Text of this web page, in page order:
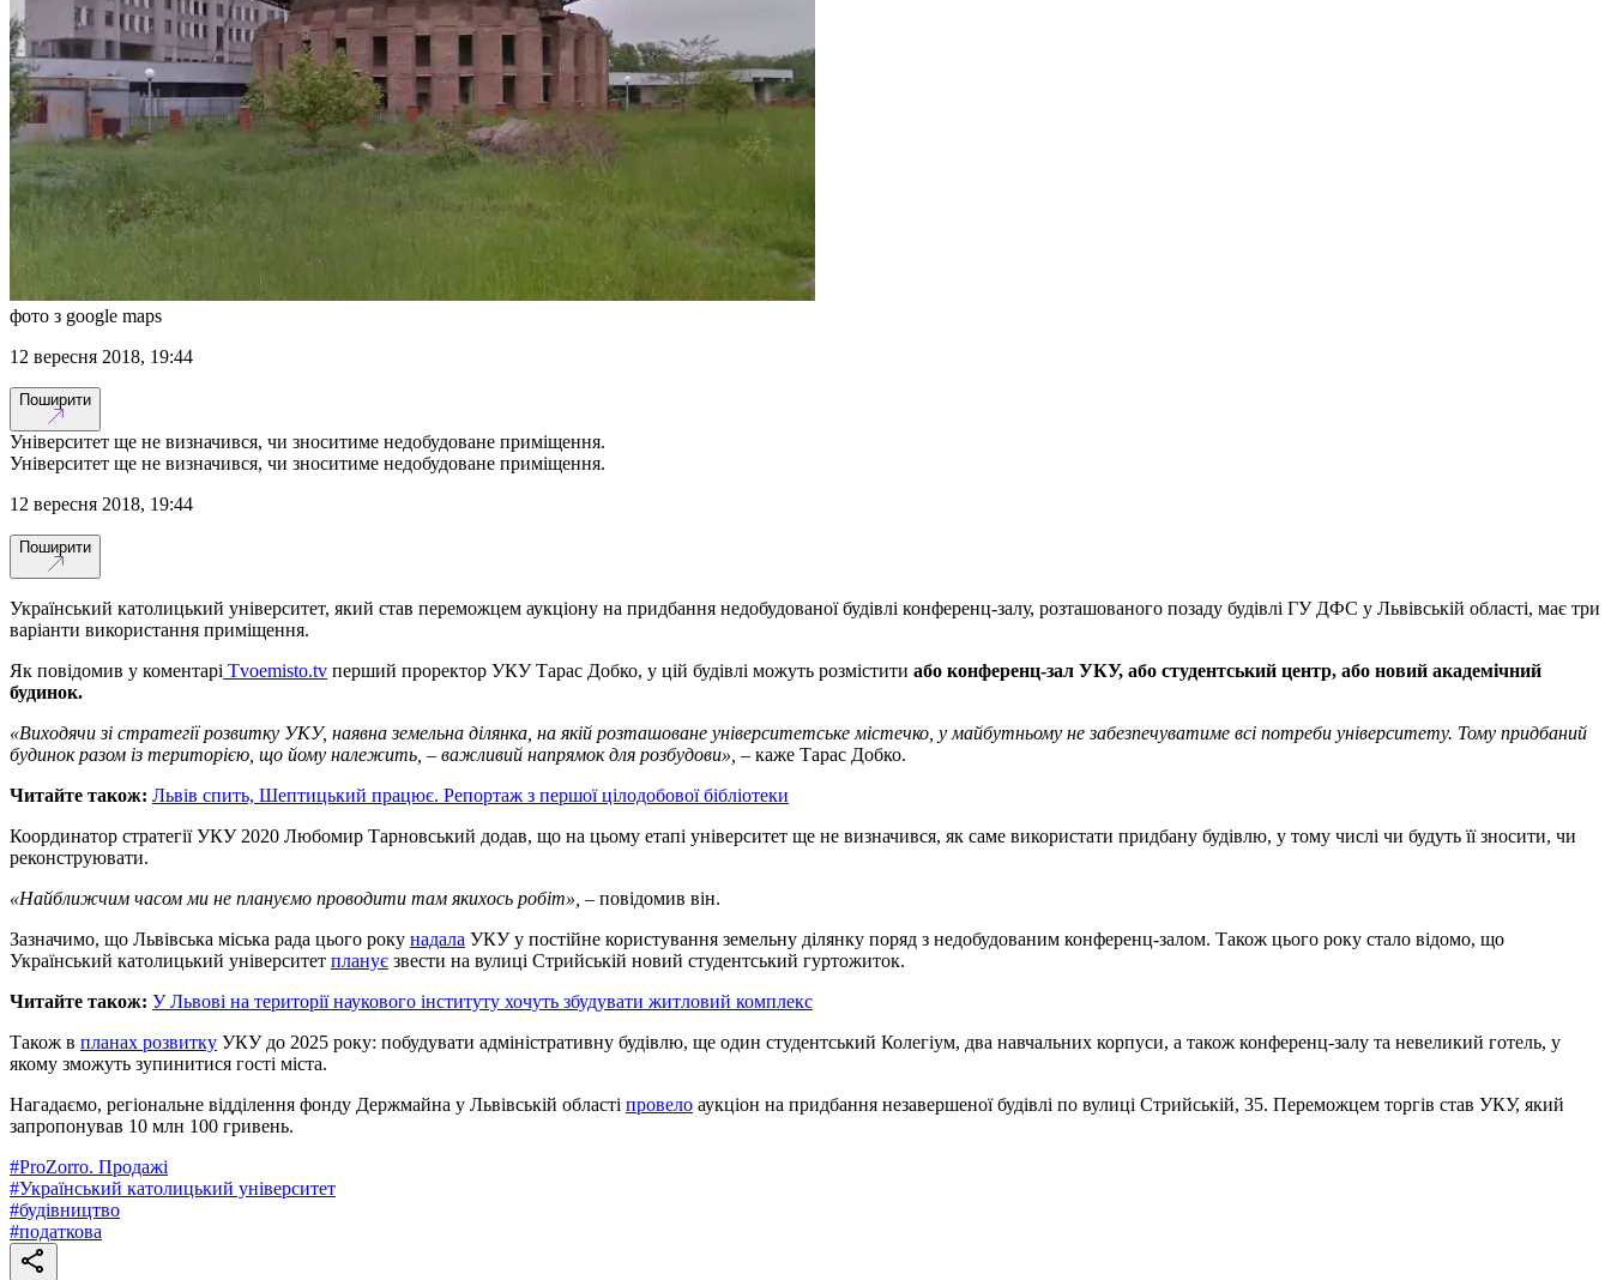
фото з google maps
12 вересня 2018, 19:44
Поширити
Університет ще не визначився, чи зноситиме недобудоване приміщення.
Університет ще не визначився, чи зноситиме недобудоване приміщення.
12 вересня 2018, 19:44
Поширити
Український католицький університет, який став переможцем аукціону на придбання недобудованої будівлі конференц-залу, розташованого позаду будівлі ГУ ДФС у Львівській області, має три
варіанти використання приміщення.
Як повідомив у коментарі Tvoemisto.tv перший проректор УКУ Тарас Добко, у цій будівлі можуть розмістити або конференц-зал УКУ, або студентський центр, або новий академічний
будинок.
«Виходячи зі стратегії розвитку УКУ, наявна земельна ділянка, на якій розташоване університетське містечко, у майбутньому не забезпечуватиме всі потреби університету. Тому придбаний
будинок разом із територією, що йому належить, – важливий напрямок для розбудови», – каже Тарас Добко.
Читайте також: Львів спить, Шептицький працює. Репортаж з першої цілодобової бібліотеки
Координатор стратегії УКУ 2020 Любомир Тарновський додав, що на цьому етапі університет ще не визначився, як саме використати придбану будівлю, у тому числі чи будуть її зносити, чи
реконструювати.
«Найближчим часом ми не плануємо проводити там якихось робіт», – повідомив він.
Зазначимо, що Львівська міська рада цього року надала УКУ у постійне користування земельну ділянку поряд з недобудованим конференц-залом. Також цього року стало відомо, що
Український католицький університет планує звести на вулиці Стрийській новий студентський гуртожиток.
Читайте також: У Львові на території наукового інституту хочуть збудувати житловий комплекс
Також в планах розвитку УКУ до 2025 року: побудувати адміністративну будівлю, ще один студентський Колегіум, два навчальних корпуси, а також конференц-залу та невеликий готель, у
якому зможуть зупинитися гості міста.
Нагадаємо, регіональне відділення фонду Держмайна у Львівській області провело аукціон на придбання незавершеної будівлі по вулиці Стрийській, 35. Переможцем торгів став УКУ, який
запропонував 10 млн 100 гривень.
#ProZorro. Продажі
#Український католицький університет
#будівництво
#податкова